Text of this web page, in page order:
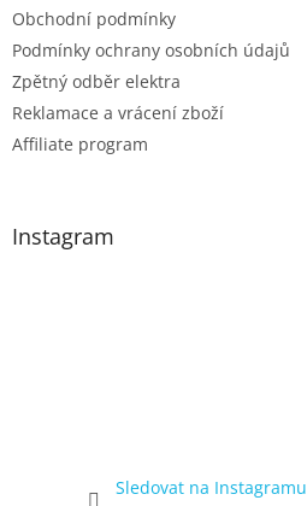
Obchodní podmínky
Podmínky ochrany osobních údajů
Zpětný odběr elektra
Reklamace a vrácení zboží
Affiliate program
Instagram
Sledovat na Instagramu